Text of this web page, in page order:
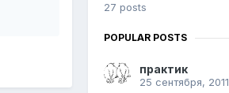
27 posts
POPULAR POSTS
практик
25 сентября, 2011